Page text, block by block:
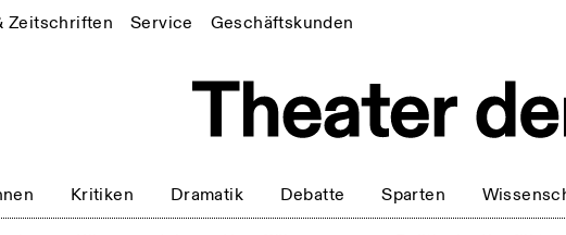
Zeitschriften Service Geschäftskunden
Kritiken Dramatik Debatte Sparten